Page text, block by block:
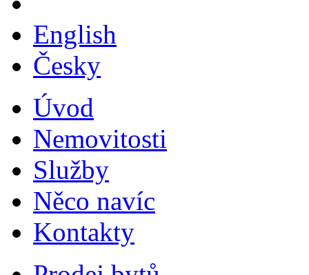
English
Česky
Úvod
Nemovitosti
Služby
Něco navíc
Kontakty